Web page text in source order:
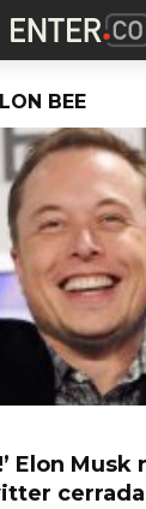
BEE
Elon Musk